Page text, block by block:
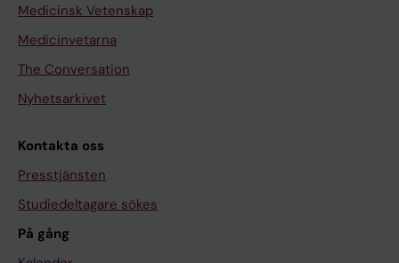
Medicinsk Vetenskap
Medicinvetarna
The Conversation
Nyhetsarkivet
Kontakta oss
Presstjänsten
Studiedeltagare sökes
På gång